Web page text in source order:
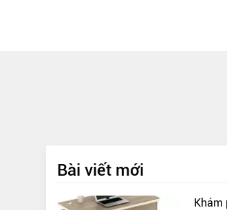
Bài viết mới
Khám